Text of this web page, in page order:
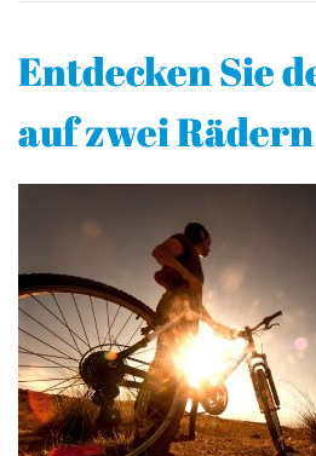
Entdecken Sie
auf zwei Rädern